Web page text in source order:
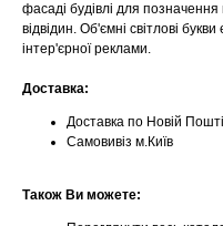
фасаді будівлі для позначення
відвідин. Об'ємні світлові
інтер'єрної реклами.
Доставка:
Доставка по Новій Пошті
Самовивіз м.Київ
Також Ви можете: